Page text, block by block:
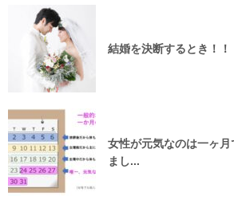
結婚を決断するとき！！
女性が元気なのは一ヶ
まし...